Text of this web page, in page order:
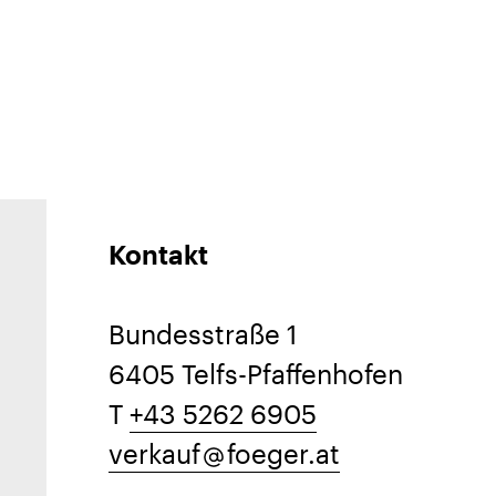
Kontakt
Bundesstraße 1
6405 Telfs-Pfaffenhofen
T +43 5262 6905
verkauf
foeger.at